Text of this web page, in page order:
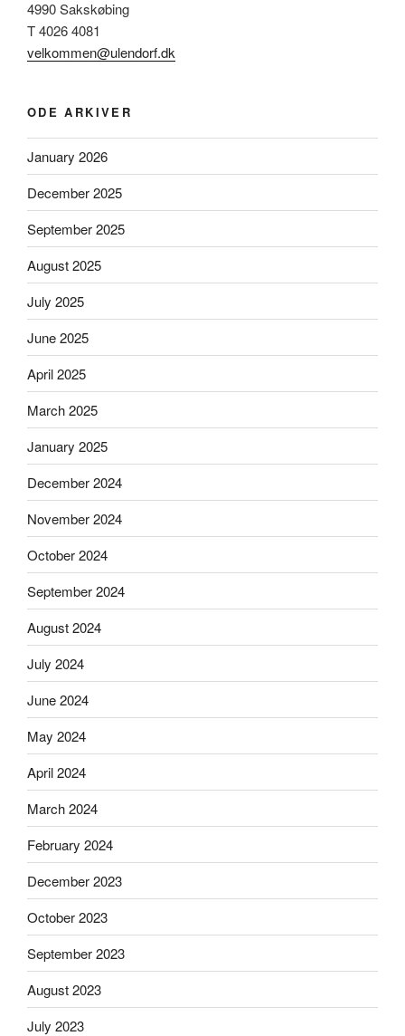
4990 Sakskøbing
T 4026 4081
velkommen@ulendorf.dk
ODE ARKIVER
January 2026
December 2025
September 2025
August 2025
July 2025
June 2025
April 2025
March 2025
January 2025
December 2024
November 2024
October 2024
September 2024
August 2024
July 2024
June 2024
May 2024
April 2024
March 2024
February 2024
December 2023
October 2023
September 2023
August 2023
July 2023